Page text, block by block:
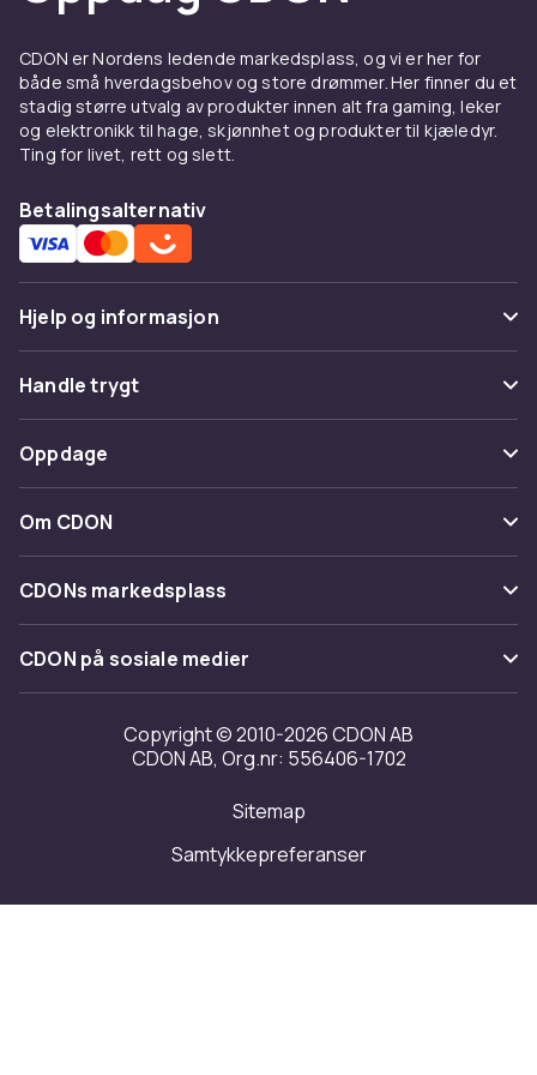
B3 Rime Of The Ancient Mariner 13:45
Enheter i emballasje: 1
Artikkel nr.
5ea9a0dc-4f3f-42c2-a153-1bc0b6299cbe
Produktsikkerhetsinformasjon
CDON er Nordens ledende markedsplass, og vi er her for
både små hverdagsbehov og store drømmer. Her finner du et
stadig større utvalg av produkter innen alt fra gaming, leker
og elektronikk til hage, skjønnhet og produkter til kjæledyr.
Ting for livet, rett og slett.
Betalingsalternativ
Hjelp og informasjon
Vanlige spørsmål
Spor pakke
Angre & returner her
Kontakt oss
Handle trygt
Betaling
Levering
Tilbakekallinger
Oppdage
Kategorier
Varemerker
Om CDON
Om oss
Kundeanmeldelser
Jobbe på CDON
Investor relations
Tilgjengelighet
CDONs markedsplass
Merchant Help Center
CDON på sosiale medier
Copyright © 2010-2026 CDON AB
CDON AB, Org.nr: 556406-1702
Sitemap
Samtykkepreferanser